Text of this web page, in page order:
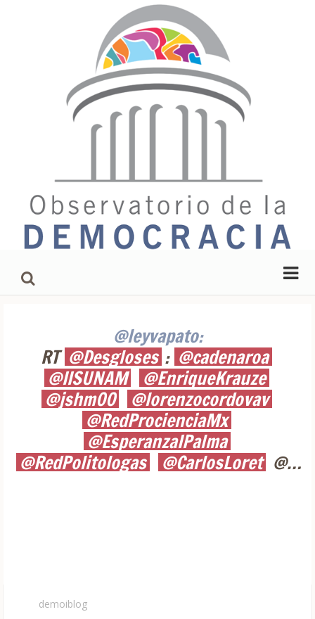
@leyvapato:
RT @Desgloses : @cadenaroa
@IISUNAM
@EnriqueKrauze
@jshm00
@lorenzocordovav
@RedProcienciaMx
@EsperanzaIPalma
@RedPolitologas
@CarlosLoret @…
demoiblog